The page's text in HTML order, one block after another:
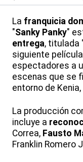
La franquicia
"Sanky Panky"
entrega, titulada
siguiente
espectadores a
escenas que se
entorno de
La producción
incluye a
Correa, Fausto
Franklin Romero